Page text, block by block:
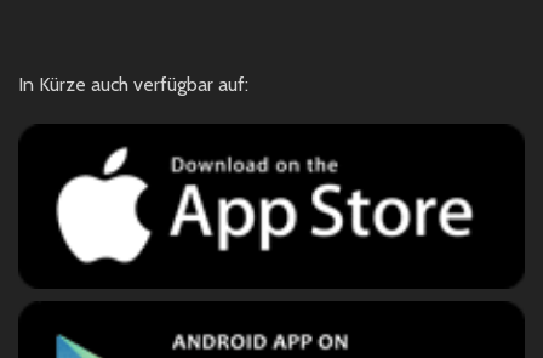
In Kürze auch verfügbar auf: